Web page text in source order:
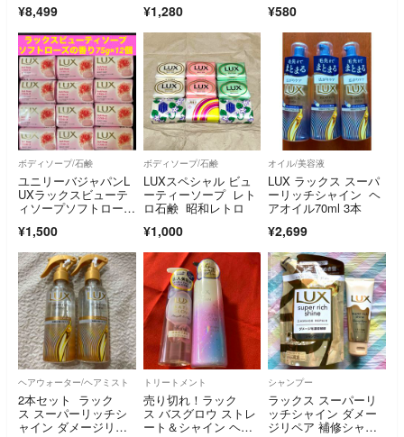
¥8,499 ¥1,280 ¥580
ボディソープ/石鹸
ユニリーバジャパンL
UXラックスビューテ
ィソープソフトローズ
¥1,500
ボディソープ/石鹸
LUXスペシャル ビュ
ーティーソープ レト
ロ石鹸 昭和レトロ
¥1,000
オイル/美容液
LUX ラックス スーパ
ーリッチシャイン ヘ
アオイル70ml 3本
¥2,699
ヘアウォーター/ヘアミスト
2本セット ラック
ス スーパーリッチシ
ャイン ダメージリペ
トリートメント
売り切れ！ラック
ス バスグロウ ストレ
ート＆シャイン ヘア
シャンプー
ラックス スーパーリ
ッチシャイン ダメー
ジリペア 補修シャン